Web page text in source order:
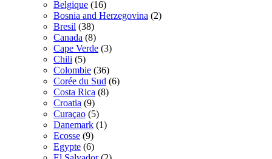
Belgique (16)
Bosnia and Herzegovina (2)
Bresil (38)
Canada (8)
Cape Verde (3)
Chili (5)
Colombie (36)
Corée du Sud (6)
Costa Rica (8)
Croatia (9)
Curaçao (5)
Danemark (1)
Ecosse (9)
Egypte (6)